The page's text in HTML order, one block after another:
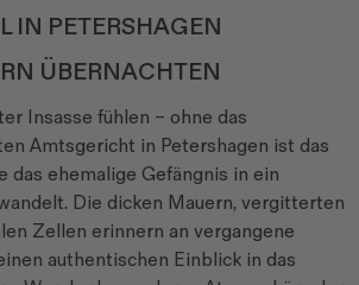
IN PETERSHAGEN
ÜBERNACHTEN
Insasse fühlen – ohne das
Amtsgericht in Petershagen ist das
das ehemalige Gefängnis in ein
Die dicken Mauern, vergitterten
Zellen erinnern an vergangene
authentischen Einblick in das